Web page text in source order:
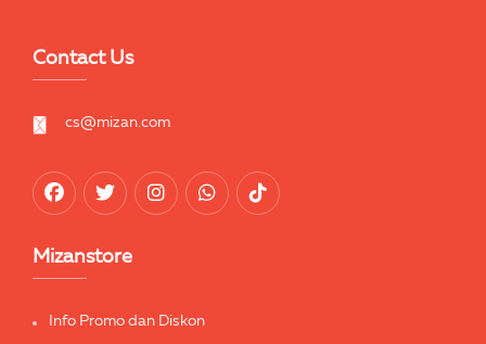
Contact Us
cs@mizan.com
Mizanstore
Info Promo dan Diskon